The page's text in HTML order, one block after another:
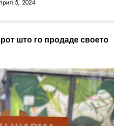
5, 2024
што го продаде своето